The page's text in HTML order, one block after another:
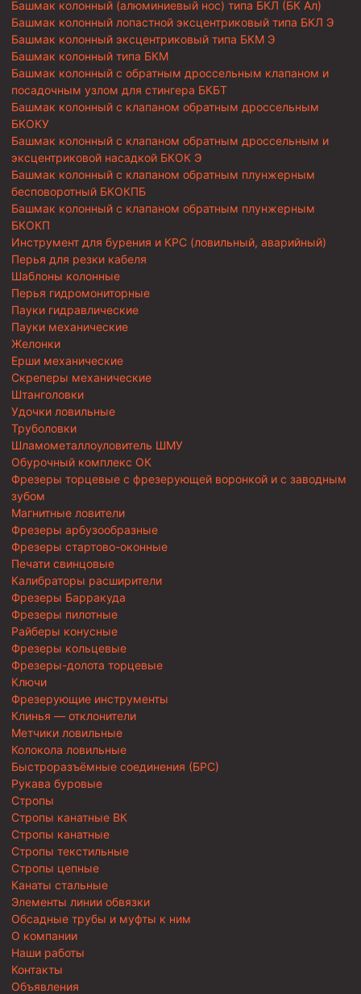
Башмак колонный (алюминиевый нос) типа БКЛ (БК Ал)
Башмак колонный лопастной эксцентриковый типа БКЛ Э
Башмак колонный эксцентриковый типа БКМ Э
Башмак колонный типа БКМ
Башмак колонный с обратным дроссельным клапаном и
посадочным узлом для стингера БКБТ
Башмак колонный с клапаном обратным дроссельным
БКОКУ
Башмак колонный с клапаном обратным дроссельным и
эксцентриковой насадкой БКОК Э
Башмак колонный с клапаном обратным плунжерным
бесповоротный БКОКПБ
Башмак колонный с клапаном обратным плунжерным
БКОКП
Инструмент для бурения и КРС (ловильный, аварийный)
Перья для резки кабеля
Шаблоны колонные
Перья гидромониторные
Пауки гидравлические
Пауки механические
Желонки
Ерши механические
Скреперы механические
Штанголовки
Удочки ловильные
Труболовки
Шламометаллоуловитель ШМУ
Обурочный комплекс ОК
Фрезеры торцевые с фрезерующей воронкой и с заводным
зубом
Магнитные ловители
Фрезеры арбузообразные
Фрезеры стартово-оконные
Печати свинцовые
Калибраторы расширители
Фрезеры Барракуда
Фрезеры пилотные
Райберы конусные
Фрезеры кольцевые
Фрезеры-долота торцевые
Ключи
Фрезерующие инструменты
Клинья — отклонители
Метчики ловильные
Колокола ловильные
Быстроразъёмные соединения (БРС)
Рукава буровые
Стропы
Стропы канатные ВК
Стропы канатные
Стропы текстильные
Стропы цепные
Канаты стальные
Элементы линии обвязки
Обсадные трубы и муфты к ним
О компании
Наши работы
Контакты
Объявления